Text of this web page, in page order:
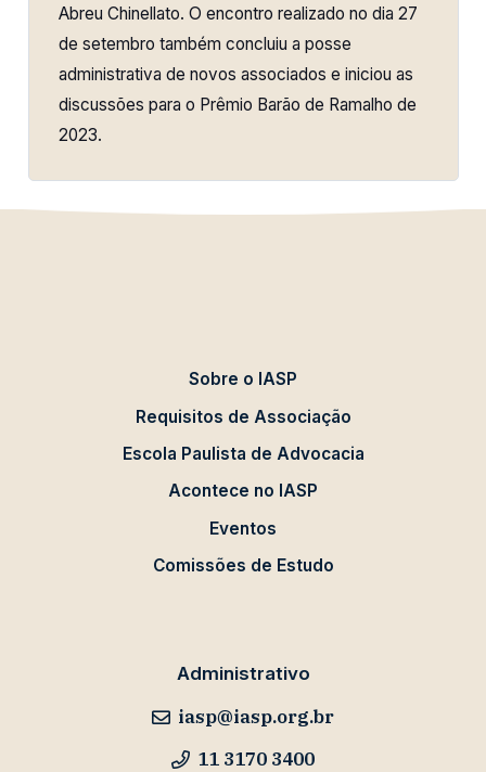
Abreu Chinellato. O encontro realizado no dia 27
de setembro também concluiu a posse
administrativa de novos associados e iniciou as
discussões para o Prêmio Barão de Ramalho de
2023.
Sobre o IASP
Requisitos de Associação
Escola Paulista de Advocacia
Acontece no IASP
Eventos
Comissões de Estudo
Administrativo
iasp@iasp.org.br
11 3170 3400